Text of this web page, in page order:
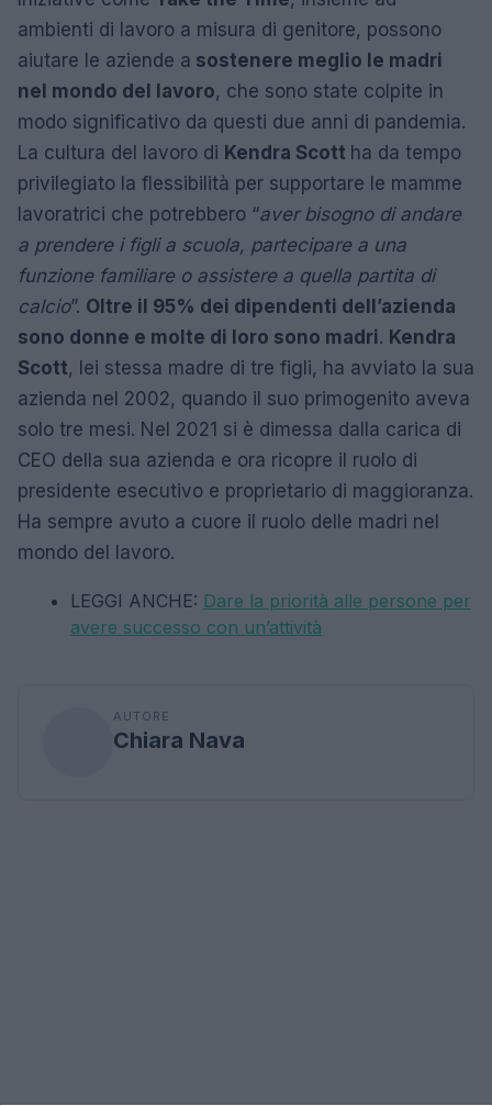
ambienti di lavoro a misura di genitore, possono
aiutare le aziende a sostenere meglio le madri
nel mondo del lavoro, che sono state colpite in
modo significativo da questi due anni di pandemia.
La cultura del lavoro di Kendra Scott ha da tempo
privilegiato la flessibilità per supportare le mamme
lavoratrici che potrebbero “aver bisogno di andare
a prendere i figli a scuola, partecipare a una
funzione familiare o assistere a quella partita di
calcio”. Oltre il 95% dei dipendenti dell’azienda
sono donne e molte di loro sono madri. Kendra
Scott, lei stessa madre di tre figli, ha avviato la sua
azienda nel 2002, quando il suo primogenito aveva
solo tre mesi. Nel 2021 si è dimessa dalla carica di
CEO della sua azienda e ora ricopre il ruolo di
presidente esecutivo e proprietario di maggioranza.
Ha sempre avuto a cuore il ruolo delle madri nel
mondo del lavoro.
LEGGI ANCHE: Dare la priorità alle persone per
avere successo con un’attività
AUTORE
Chiara Nava